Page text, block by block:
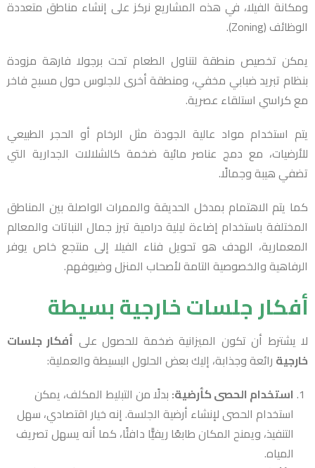
ومكانة الفيلا، في هذه المشاريع نركز على إنشاء مناطق متعددة
الوظائف (Zoning).
يمكن تخصيص منطقة لتناول الطعام تحت برجولا فارهة مزودة
بنظام تبريد ضبابي مخفي، ومنطقة أخرى للجلوس حول مسبح فاخر
مع كراسي استلقاء عصرية.
يتم استخدام مواد عالية الجودة مثل الرخام أو الحجر الطبيعي
للأرضيات، مع دمج عناصر مائية ضخمة كالشلالات الجدارية التي
تضفي هيبة وجمالًا.
كما يتم الاهتمام بمدخل الحديقة والممرات الواصلة بين المناطق
المختلفة باستخدام إضاءة ليلية درامية تبرز جمال النباتات والمعالم
المعمارية، الهدف هو تحويل فناء الفيلا إلى منتجع خاص يوفر
الرفاهية والخصوصية التامة لأصحاب المنزل وضيوفهم.
أفكار جلسات خارجية بسيطة
لا يشترط أن تكون الميزانية ضخمة للحصول على أفكار جلسات
خارجية رائعة وجذابة، إليك بعض الحلول البسيطة والعملية:
استخدام الحصى كأرضية: بدلًا من التبليط المكلف، يمكن
استخدام الحصى لإنشاء أرضية الجلسة. إنه خيار اقتصادي، سهل
التنفيذ، ويمنح المكان طابعًا ريفيًّا دافئًا، كما أنه يسهل تصريف
المياه.